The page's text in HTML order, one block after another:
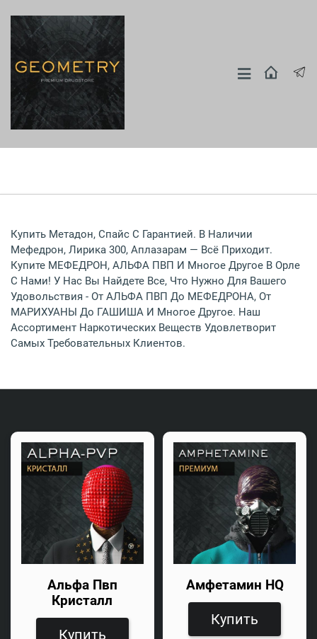
Купить Метадон, Спайс С Гарантией. В Наличии
Мефедрон, Лирика 300, Аплазарам — Всё Приходит.
Купите МЕФЕДРОН, АЛЬФА ПВП И Многое Другое В Орле
С Нами! У Нас Вы Найдете Все, Что Нужно Для Вашего
Удовольствия - От АЛЬФА ПВП До МЕФЕДРОНА, От
МАРИХУАНЫ До ГАШИША И Многое Другое. Наш
Ассортимент Наркотических Веществ Удовлетворит
Самых Требовательных Клиентов.
Альфа Пвп
Кристалл
Купить
Амфетамин HQ
Купить